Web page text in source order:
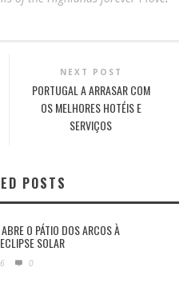
NEXT POST
PORTUGAL A ARRASAR COM
OS MELHORES HOTÉIS E
SERVIÇOS
POSTS
O PÁTIO DOS ARCOS À
SOLAR
0